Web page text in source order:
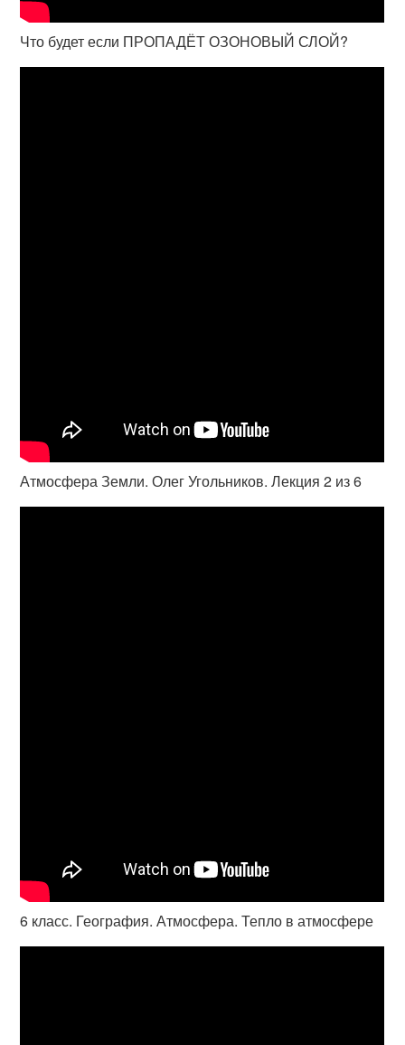
Что будет если ПРОПАДЁТ ОЗОНОВЫЙ СЛОЙ?
Атмосфера Земли. Олег Угольников. Лекция 2 из 6
6 класс. География. Атмосфера. Тепло в атмосфере